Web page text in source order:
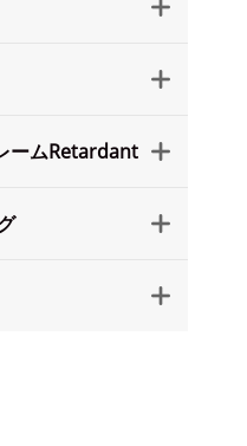


ームRetardant 

